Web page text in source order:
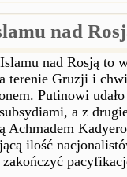
nad
nad Rosją to
terenie Gruzji i
Putinowi
a z
Achmadem
ilość
zakończyć